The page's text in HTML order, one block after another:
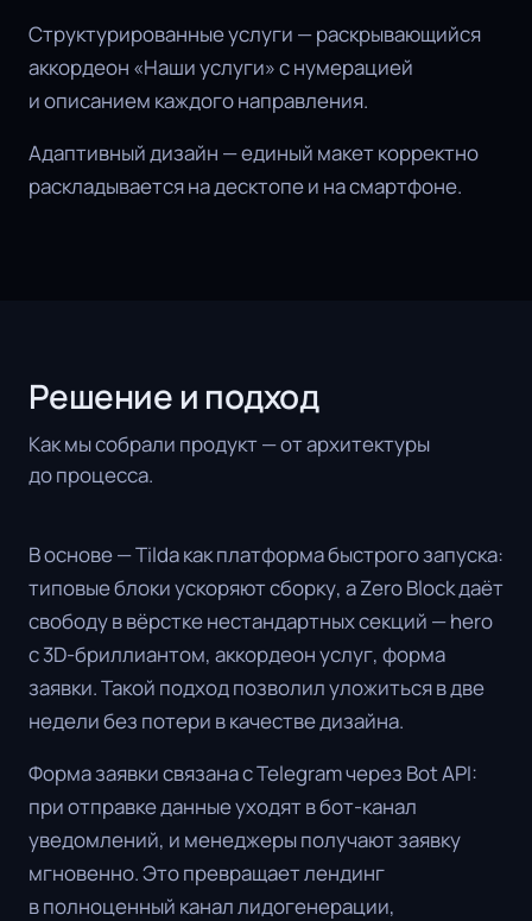
Структурированные услуги — раскрывающийся
аккордеон «Наши услуги» с нумерацией
и описанием каждого направления.
Адаптивный дизайн — единый макет корректно
раскладывается на десктопе и на смартфоне.
Решение и подход
Как мы собрали продукт — от архитектуры
до процесса.
В основе — Tilda как платформа быстрого запуска:
типовые блоки ускоряют сборку, а Zero Block даёт
свободу в вёрстке нестандартных секций — hero
с 3D-бриллиантом, аккордеон услуг, форма
заявки. Такой подход позволил уложиться в две
недели без потери в качестве дизайна.
Форма заявки связана с Telegram через Bot API:
при отправке данные уходят в бот-канал
уведомлений, и менеджеры получают заявку
мгновенно. Это превращает лендинг
в полноценный канал лидогенерации,